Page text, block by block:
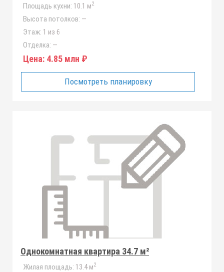
Площадь кухни: 10.1 м2
Высота потолков: —
Этаж: 1 из 6
Отделка: —
Цена: 4.85 млн ₽
Посмотреть планировку
Однокомнатная квартира 34.7 м²
Жилая площадь: 13.4 м2